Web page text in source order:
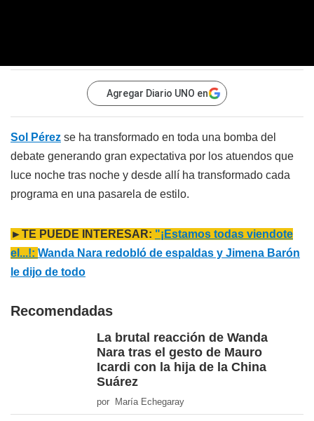
Agregar Diario UNO en
Sol Pérez se ha transformado en toda una bomba del
debate generando gran expectativa por los atuendos que
luce noche tras noche y desde allí ha transformado cada
programa en una pasarela de estilo.
►TE PUEDE INTERESAR: "¡Estamos todas viendote
el...!: Wanda Nara redobló de espaldas y Jimena Barón
le dijo de todo
Recomendadas
La brutal reacción de Wanda
Nara tras el gesto de Mauro
Icardi con la hija de la China
Suárez
por María Echegaray